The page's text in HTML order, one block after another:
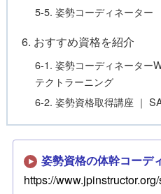
5-5. 姿勢コーディネーター
6. おすすめ資格を紹介
6-1. 姿勢コーディネーター
テクトラーニング
6-2. 姿勢資格取得講座 ｜
姿勢資格の体幹コーデ
https://